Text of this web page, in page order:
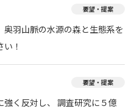
要望・提案
奥羽山脈の水源の森と生態系を
！
要望・提案
く反対し、 調査研究に５億